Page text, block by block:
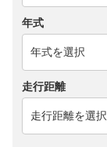
年式
走行距離